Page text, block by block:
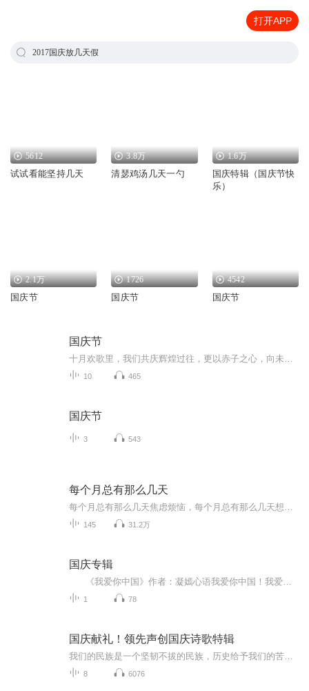
打开APP
2017国庆放几天假
5612
试试看能坚持几天
3.8万
清瑟鸡汤几天一勺
1.6万
国庆特辑（国庆节快
乐）
2.1万
国庆节
1726
国庆节
4542
国庆节
国庆节
10 465
国庆节
3 543
每个月总有那么几天
145 31.2万
国庆专辑
1 78
国庆献礼！领先声创国庆诗歌特辑
8 6076